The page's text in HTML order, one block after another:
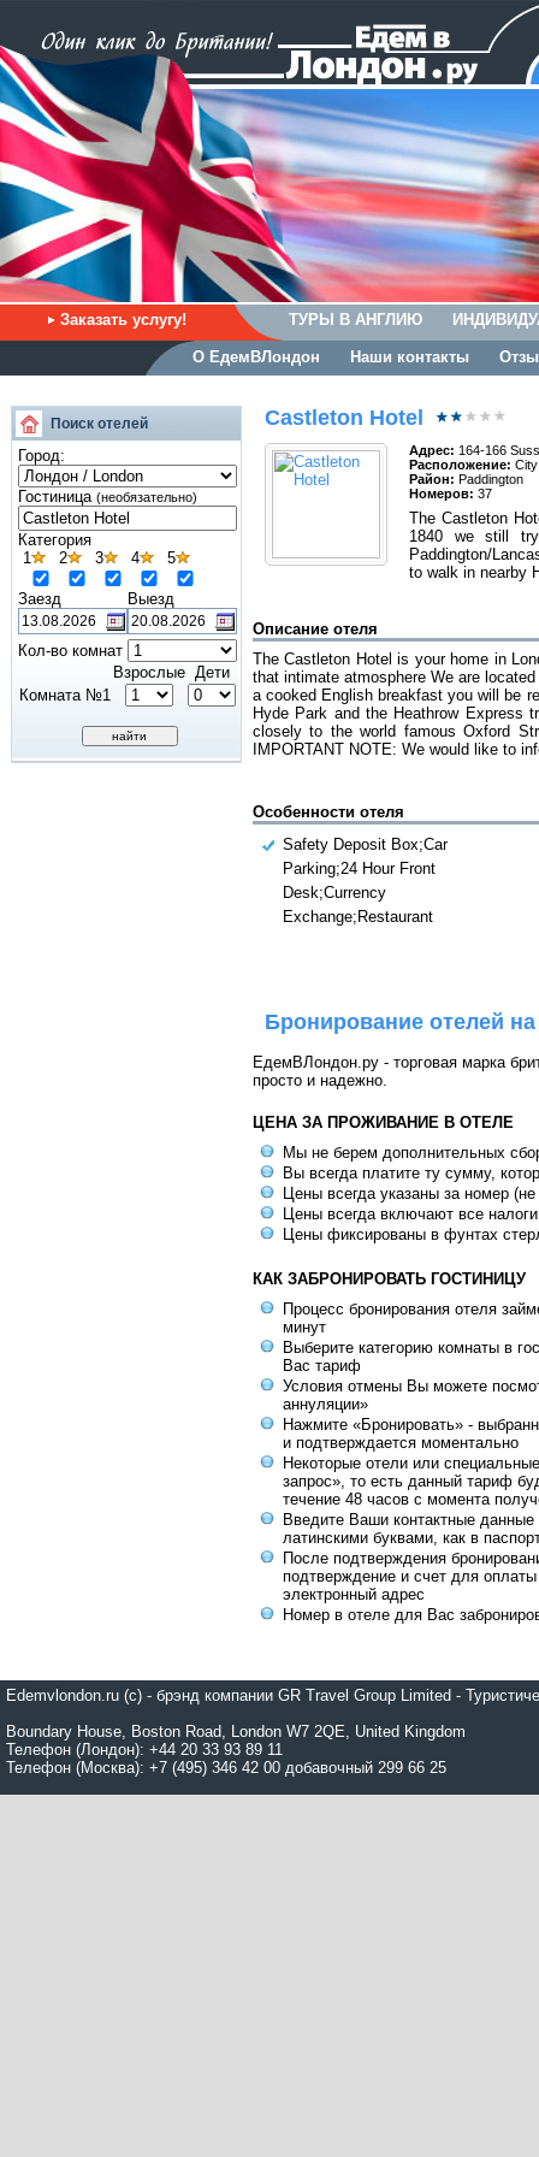
Заказать услугу! ТУРЫ В АНГЛИЮ
О ЕдемВЛондон Наши контакты
Поиск отелей
Город:
Гостиница (необязательно)
Категория
1
2 3 4 5
Заезд Выезд
Кол-во комнат
Взрослые Дети
Комната №1
Castleton Hotel
Адрес: 164-166
Расположение:
Район: Paddington
Номеров: 37
The Castleton
1840 we still
Paddington/
to walk in nearby
Описание отеля
The Castleton Hotel is your home in
that intimate atmosphere We are
a cooked English breakfast you will be
Hyde Park and the Heathrow Express
closely to the world famous Oxford
IMPORTANT NOTE: We would like to
Особенности отеля
Safety Deposit Box;Car
Parking;24 Hour Front
Desk;Currency
Exchange;Restaurant
Бронирование отелей
ЕдемВЛондон.ру - торговая марка
просто и надежно.
ЦЕНА ЗА ПРОЖИВАНИЕ В ОТЕЛЕ
Мы не берем дополнительных
Вы всегда платите ту сумму,
Цены всегда указаны за номер
Цены всегда включают все
Цены фиксированы в фунтах
КАК ЗАБРОНИРОВАТЬ ГОСТИНИЦУ
Процесс бронирования отеля
минут
Выберите категорию комнаты в
Вас тариф
Условия отмены Вы можете
аннуляции»
Нажмите «Бронировать» -
и подтверждается моментально
Некоторые отели или
запрос», то есть данный тариф
течение 48 часов с момента
Введите Ваши контактные данные
латинскими буквами, как в
После подтверждения
подтверждение и счет для
электронный адрес
Номер в отеле для Вас
Edemvlondon.ru (c) - брэнд компании GR Travel Group Limited -
Boundary House, Boston Road, London W7 2QE, United Kingdom
Телефон (Лондон): +44 20 33 93 89 11
Телефон (Москва): +7 (495) 346 42 00 добавочный 299 66 25